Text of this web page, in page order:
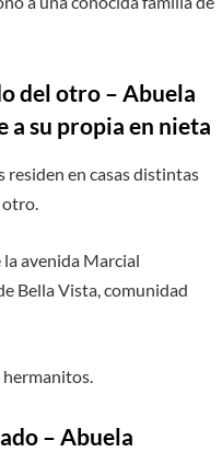
del otro – Abuela
su propia en nieta
residen en casas distintas
otro.
avenida Marcial
Bella Vista, comunidad
– Abuela